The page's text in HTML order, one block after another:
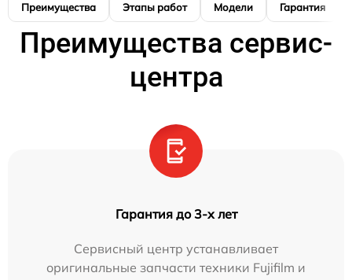
Преимущества Этапы работ Модели Гарантия
Преимущества сервис-
центра
Гарантия до 3-х лет
Сервисный центр устанавливает
оригинальные запчасти техники Fujifilm и